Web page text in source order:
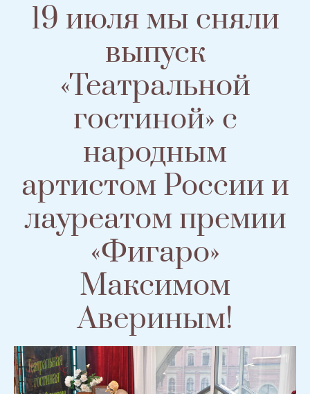
19 июля мы сняли
выпуск
«Театральной
гостиной» с
народным
артистом России и
лауреатом премии
«Фигаро»
Максимом
Авериным!